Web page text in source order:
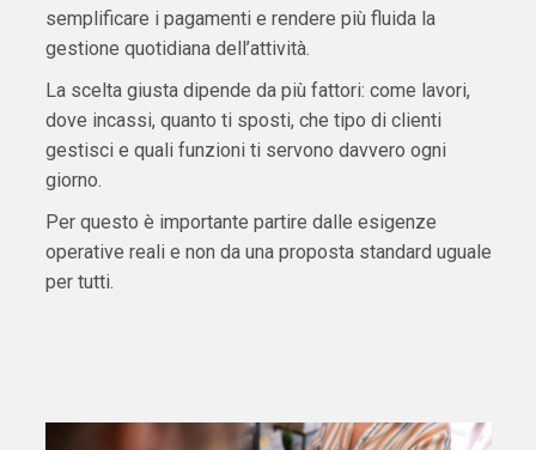
semplificare i pagamenti e rendere più fluida la
gestione quotidiana dell’attività.
La scelta giusta dipende da più fattori: come lavori,
dove incassi, quanto ti sposti, che tipo di clienti
gestisci e quali funzioni ti servono davvero ogni
giorno.
Per questo è importante partire dalle esigenze
operative reali e non da una proposta standard uguale
per tutti.